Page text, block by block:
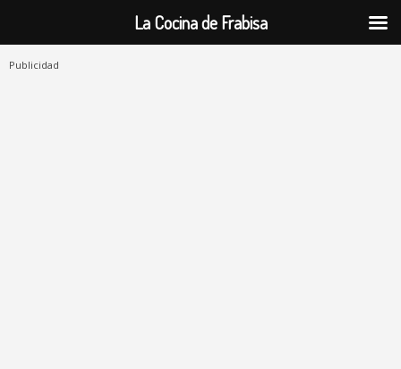
Publicidad
La Cocina de Frabisa